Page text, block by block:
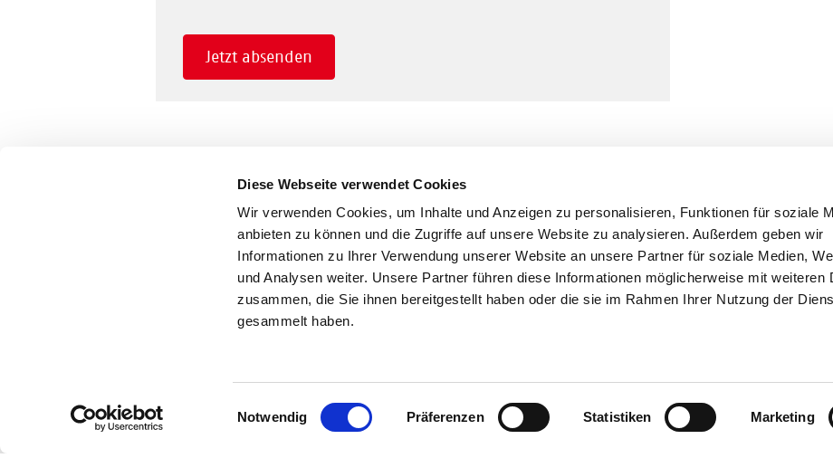
Diese Webseite verwendet Cookies
Wir verwenden Cookies, um Inhalte und Anzeigen zu personalisieren, Funktionen für soziale
anbieten zu können und die Zugriffe auf unsere Website zu analysieren. Außerdem geben wir
Informationen zu Ihrer Verwendung unserer Website an unsere Partner für soziale Medien,
und Analysen weiter. Unsere Partner führen diese Informationen möglicherweise mit weiteren
zusammen, die Sie ihnen bereitgestellt haben oder die sie im Rahmen Ihrer Nutzung der
gesammelt haben.
Einwilligungsauswahl
Notwendig Präferenzen Statistiken Marketing
Jetzt absenden